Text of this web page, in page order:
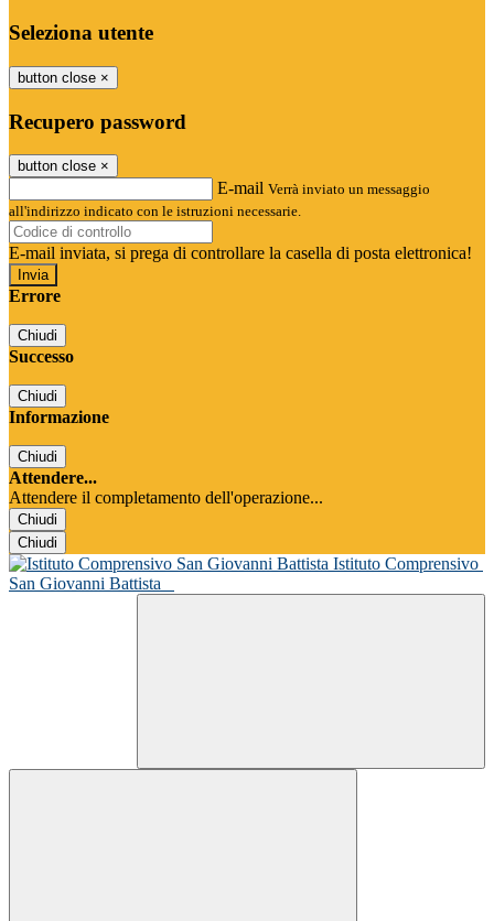
Seleziona utente
button close ×
Recupero password
button close ×
E-mail Verrà inviato un messaggio
all'indirizzo indicato con le istruzioni necessarie.
E-mail inviata, si prega di controllare la casella di posta elettronica!
Errore
Chiudi
Successo
Chiudi
Informazione
Chiudi
Attendere...
Attendere il completamento dell'operazione...
Chiudi
Chiudi
Istituto Comprensivo
San Giovanni Battista